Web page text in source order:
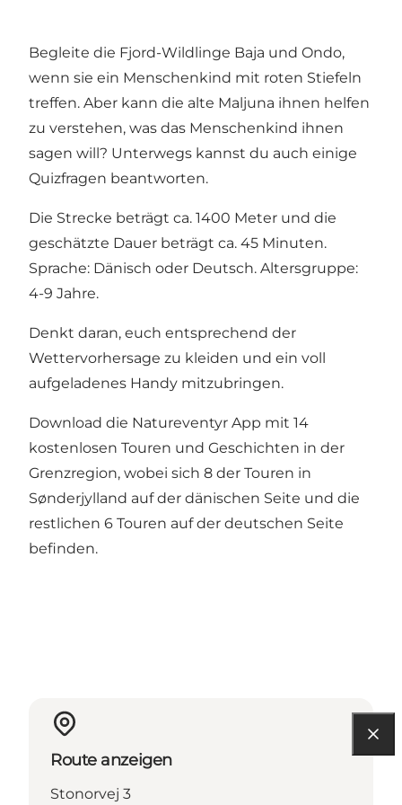
Begleite die Fjord-Wildlinge Baja und Ondo,
wenn sie ein Menschenkind mit roten Stiefeln
treffen. Aber kann die alte Maljuna ihnen helfen
zu verstehen, was das Menschenkind ihnen
sagen will? Unterwegs kannst du auch einige
Quizfragen beantworten.
Die Strecke beträgt ca. 1400 Meter und die
geschätzte Dauer beträgt ca. 45 Minuten.
Sprache: Dänisch oder Deutsch. Altersgruppe:
4-9 Jahre.
Denkt daran, euch entsprechend der
Wettervorhersage zu kleiden und ein voll
aufgeladenes Handy mitzubringen.
Download die Natureventyr App mit 14
kostenlosen Touren und Geschichten in der
Grenzregion, wobei sich 8 der Touren in
Sønderjylland auf der dänischen Seite und die
restlichen 6 Touren auf der deutschen Seite
befinden.
Route anzeigen
Stonorvej 3